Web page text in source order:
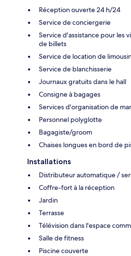
Réception ouverte 24 h/24
Service de conciergerie
Service d'assistance pour les
de billets
Service de location de
Service de blanchisserie
Journaux gratuits dans le hall
Consigne à bagages
Services d'organisation de
Personnel polyglotte
Bagagiste/groom
Chaises longues en bord de
Installations
Distributeur automatique /
Coffre-fort à la réception
Jardin
Terrasse
Télévision dans l'espace
Salle de fitness
Piscine couverte